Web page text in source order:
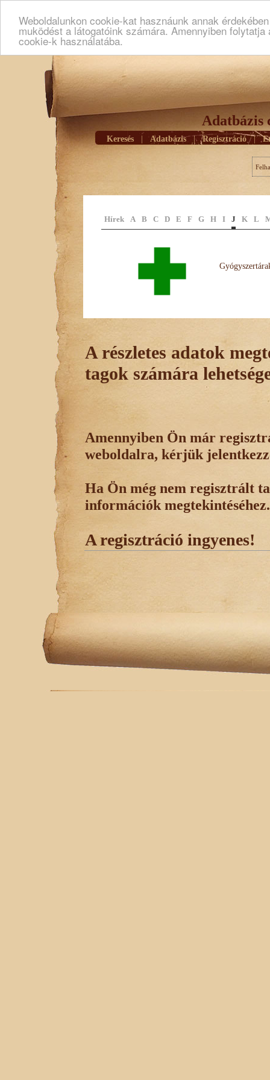
Weboldalunkon cookie-kat hasznáunk annak
muködést a látogatóink számára. Amennyiben
cookie-k használatába.
Adatbázis
Keresés Adatbázis | Regisztráció |
Hírek A B C D E F G H I J K L
A részletes adatok
tagok számára
Amennyiben Ön már
weboldalra, kérjük
Ha Ön még nem regisztrált
információk megtekintéséhez.
A regisztráció ingyenes!